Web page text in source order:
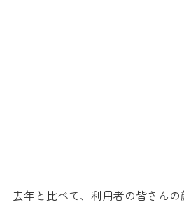
去年と比べて、利用者の皆さん